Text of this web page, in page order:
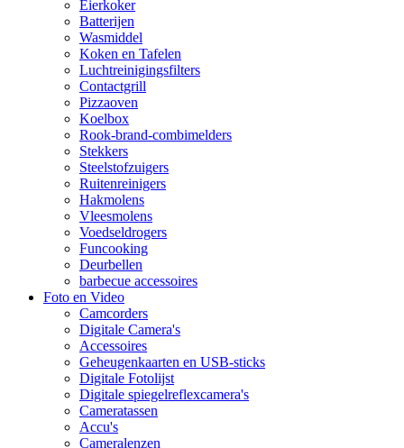
Eierkoker
Batterijen
Wasmiddel
Koken en Tafelen
Luchtreinigingsfilters
Contactgrill
Pizzaoven
Koelbox
Rook-brand-combimelders
Stekkers
Steelstofzuigers
Ruitenreinigers
Hakmolens
Vleesmolens
Voedseldrogers
Funcooking
Deurbellen
barbecue accessoires
Foto en Video
Camcorders
Digitale Camera's
Accessoires
Geheugenkaarten en USB-sticks
Digitale Fotolijst
Digitale spiegelreflexcamera's
Cameratassen
Accu's
Cameralenzen